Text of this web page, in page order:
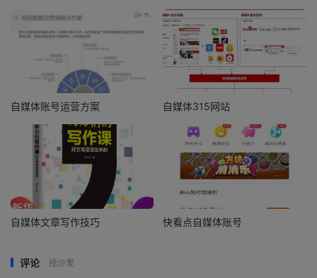
自媒体账号运营方案 自媒体315网站
自媒体文章写作技巧 快看点自媒体账号
评论 抢沙发